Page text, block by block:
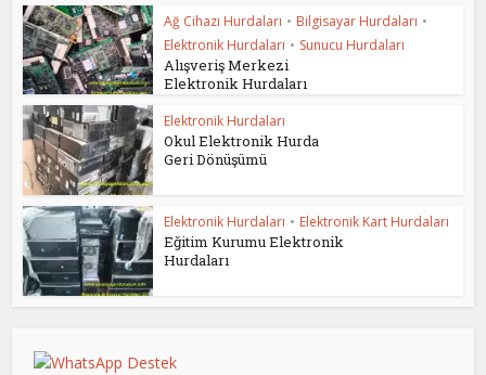
Ağ Cihazı Hurdaları • Bilgisayar Hurdaları •
Elektronik Hurdaları • Sunucu Hurdaları
Alışveriş Merkezi
Elektronik Hurdaları
Elektronik Hurdaları
Okul Elektronik Hurda
Geri Dönüşümü
Elektronik Hurdaları • Elektronik Kart Hurdaları
Eğitim Kurumu Elektronik
Hurdaları